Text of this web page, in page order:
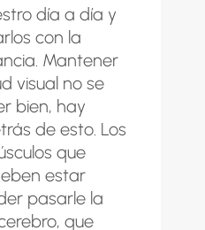
día a día y
con la
Mantener
visual no se
bien, hay
de esto. Los
que
estar
pasarle la
que